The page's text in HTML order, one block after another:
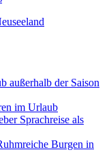
außerhalb der Saison
im Urlaub
Sprachreise als
Burgen in